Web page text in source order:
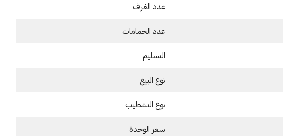
عدد الغرف
عدد الحمامات
التسليم
نوع البيع
نوع التشطيب
سعر الوحدة